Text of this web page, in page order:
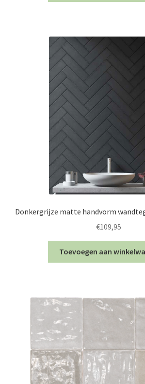
€129,99.
Donkergrijze matte handvorm
€109,95
Toevoegen aan